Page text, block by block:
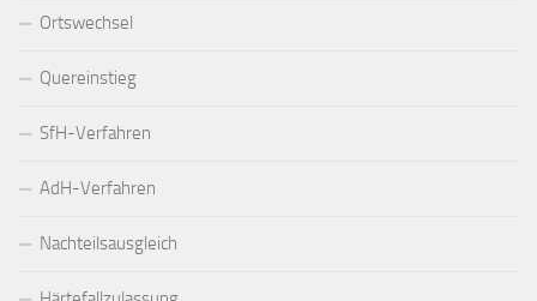
Ortswechsel
Quereinstieg
SfH-Verfahren
AdH-Verfahren
Nachteilsausgleich